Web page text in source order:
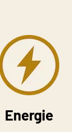
Energie